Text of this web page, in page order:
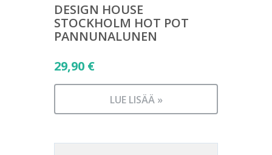
DESIGN HOUSE
STOCKHOLM HOT POT
PANNUNALUNEN
29,90 €
LUE LISÄÄ »